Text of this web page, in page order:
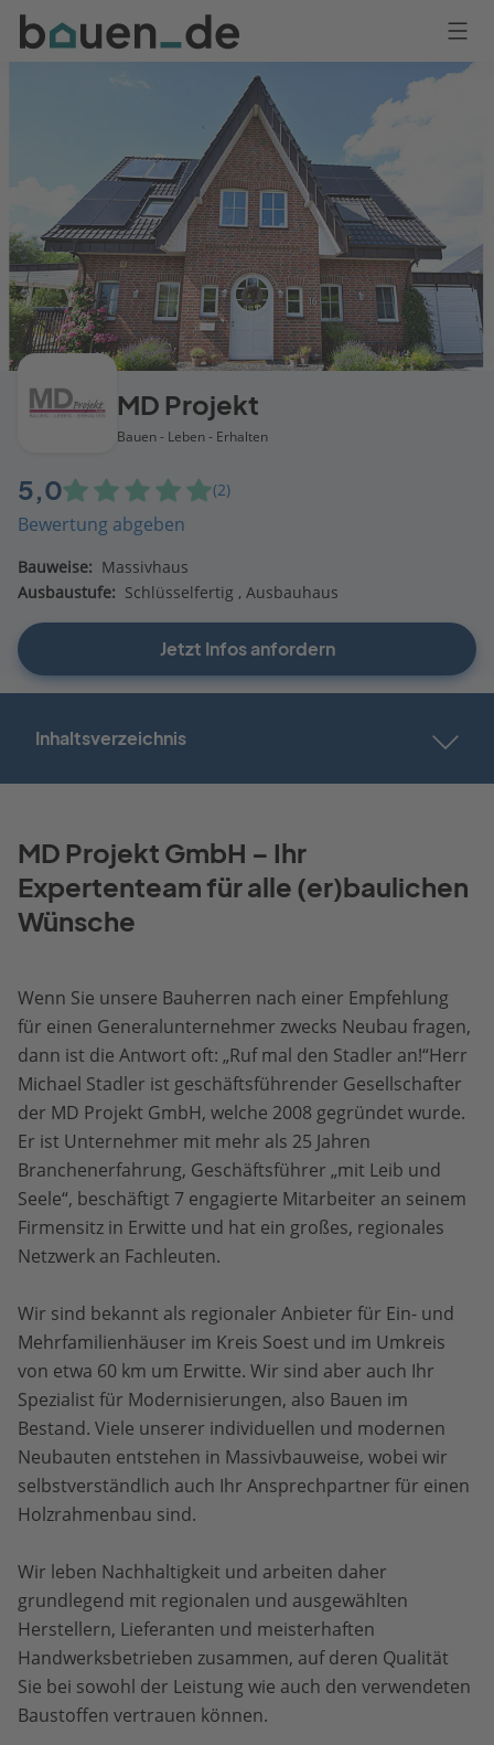
Bauen
Logo
MD Projekt
Bauen - Leben - Erhalten
5,0 (2)
Bewertung abgeben
Bauweise: Massivhaus
Ausbaustufe: Schlüsselfertig Ausbauhaus
Jetzt Infos anfordern
Inhaltsverzeichnis
MD Projekt GmbH – Ihr
Expertenteam für alle (er)baulichen
Wünsche
Wenn Sie unsere Bauherren nach einer Empfehlung
für einen Generalunternehmer zwecks Neubau fragen,
dann ist die Antwort oft: „Ruf mal den Stadler an!“Herr
Michael Stadler ist geschäftsführender Gesellschafter
der MD Projekt GmbH, welche 2008 gegründet wurde.
Er ist Unternehmer mit mehr als 25 Jahren
Branchenerfahrung, Geschäftsführer „mit Leib und
Seele“, beschäftigt 7 engagierte Mitarbeiter an seinem
Firmensitz in Erwitte und hat ein großes, regionales
Netzwerk an Fachleuten.
Wir sind bekannt als regionaler Anbieter für Ein- und
Mehrfamilienhäuser im Kreis Soest und im Umkreis
von etwa 60 km um Erwitte. Wir sind aber auch Ihr
Spezialist für Modernisierungen, also Bauen im
Bestand. Viele unserer individuellen und modernen
Neubauten entstehen in Massivbauweise, wobei wir
selbstverständlich auch Ihr Ansprechpartner für einen
Holzrahmenbau sind.
Wir leben Nachhaltigkeit und arbeiten daher
grundlegend mit regionalen und ausgewählten
Herstellern, Lieferanten und meisterhaften
Handwerksbetrieben zusammen, auf deren Qualität
Sie bei sowohl der Leistung wie auch den verwendeten
Baustoffen vertrauen können.